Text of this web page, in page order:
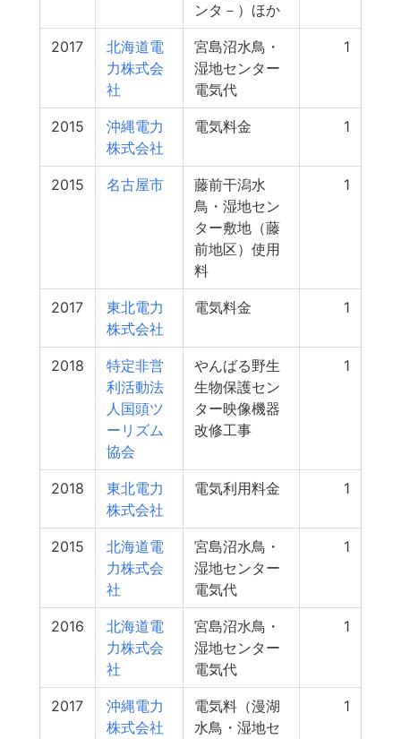
ンタ－）ほか
2017
北海道電
力株式会
社
宮島沼水鳥・
湿地センター
電気代
1
2015
沖縄電力
株式会社
電気料金 1
2015 名古屋市
藤前干潟水
鳥・湿地セン
ター敷地（藤
前地区）使用
料
1
2017
東北電力
株式会社
電気料金 1
2018
特定非営
利活動法
人国頭ツ
ーリズム
協会
やんばる野生
生物保護セン
ター映像機器
改修工事
1
2018
東北電力
株式会社
電気利用料金 1
2015
北海道電
力株式会
社
宮島沼水鳥・
湿地センター
電気代
1
2016
北海道電
力株式会
社
宮島沼水鳥・
湿地センター
電気代
1
2017
沖縄電力
株式会社
電気料（漫湖
水鳥・湿地セ
1